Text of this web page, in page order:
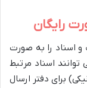
رایگان
و اسناد را به صورت
توانند اسناد مرتبط
برای دفتر ارسال